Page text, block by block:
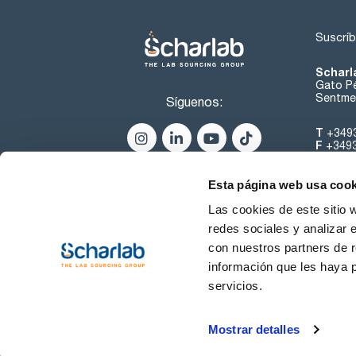
Esta página web usa
Las cookies de este sitio
redes sociales y analizar
con nuestros partners de
información que les haya
servicios.
Mostrar detalles
Síguenos:
Gato
T
F
Condiciones de Uso